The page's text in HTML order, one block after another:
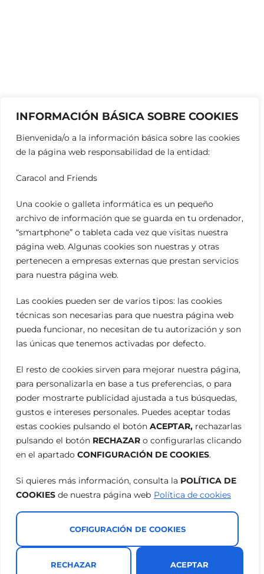
INFORMACIÓN BÁSICA SOBRE COOKIES
Bienvenida/o a la información básica sobre las cookies
de la página web responsabilidad de la entidad:
Caracol and Friends
Una cookie o galleta informática es un pequeño
archivo de información que se guarda en tu ordenador,
“smartphone” o tableta cada vez que visitas nuestra
página web. Algunas cookies son nuestras y otras
pertenecen a empresas externas que prestan servicios
para nuestra página web.
Las cookies pueden ser de varios tipos: las cookies
técnicas son necesarias para que nuestra página web
pueda funcionar, no necesitan de tu autorización y son
las únicas que tenemos activadas por defecto.
El resto de cookies sirven para mejorar nuestra página,
para personalizarla en base a tus preferencias, o para
poder mostrarte publicidad ajustada a tus búsquedas,
gustos e intereses personales. Puedes aceptar todas
estas cookies pulsando el botón ACEPTAR, rechazarlas
pulsando el botón RECHAZAR o configurarlas clicando
en el apartado CONFIGURACIÓN DE COOKIES.
Si quieres más información, consulta la POLÍTICA DE
COOKIES de nuestra página web Política de cookies
COFIGURACIÓN DE COOKIES
RECHAZAR ACEPTAR